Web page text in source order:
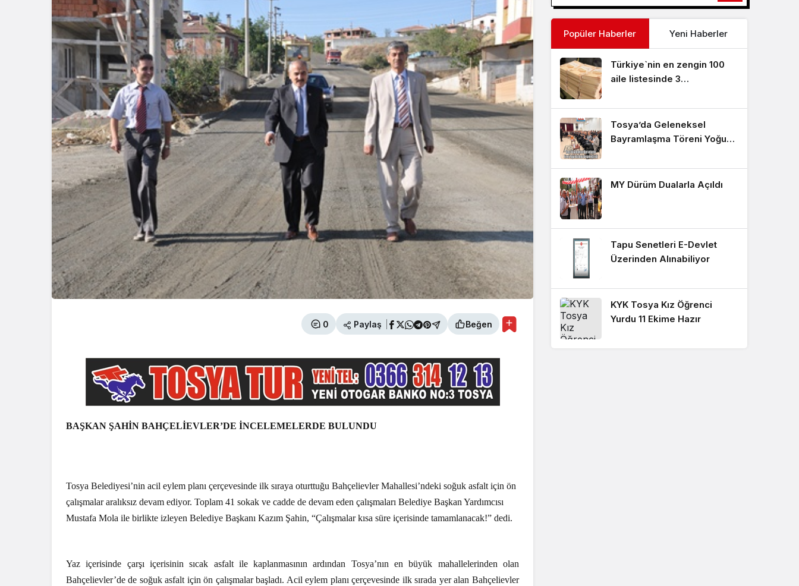
0 Paylaş Beğen
BAŞKAN ŞAHİN BAHÇELİEVLER’DE İNCELEMELERDE BULUNDU
Tosya Belediyesi’nin acil eylem planı çerçevesinde ilk sıraya oturttuğu Bahçelievler Mahallesi’ndeki soğuk asfalt için ön
çalışmalar aralıksız devam ediyor. Toplam 41 sokak ve cadde de devam eden çalışmaları Belediye Başkan Yardımcısı
Mustafa Mola ile birlikte izleyen Belediye Başkanı Kazım Şahin, “Çalışmalar kısa süre içerisinde tamamlanacak!” dedi.
Yaz içerisinde çarşı içerisinin sıcak asfalt ile kaplanmasının ardından Tosya’nın en büyük mahallelerinden olan
Bahçelievler’de de soğuk asfalt için ön çalışmalar başladı. Acil eylem planı çerçevesinde ilk sırada yer alan Bahçelievler
Popüler Haberler Yeni Haberler
Türkiye`nin en zengin 100
aile listesinde 3
Tosya’da Geleneksel
Bayramlaşma Töreni Yoğun
MY Dürüm Dualarla Açıldı
Tapu Senetleri E-Devlet
Üzerinden Alınabiliyor
KYK Tosya Kız Öğrenci
Yurdu 11 Ekime Hazır